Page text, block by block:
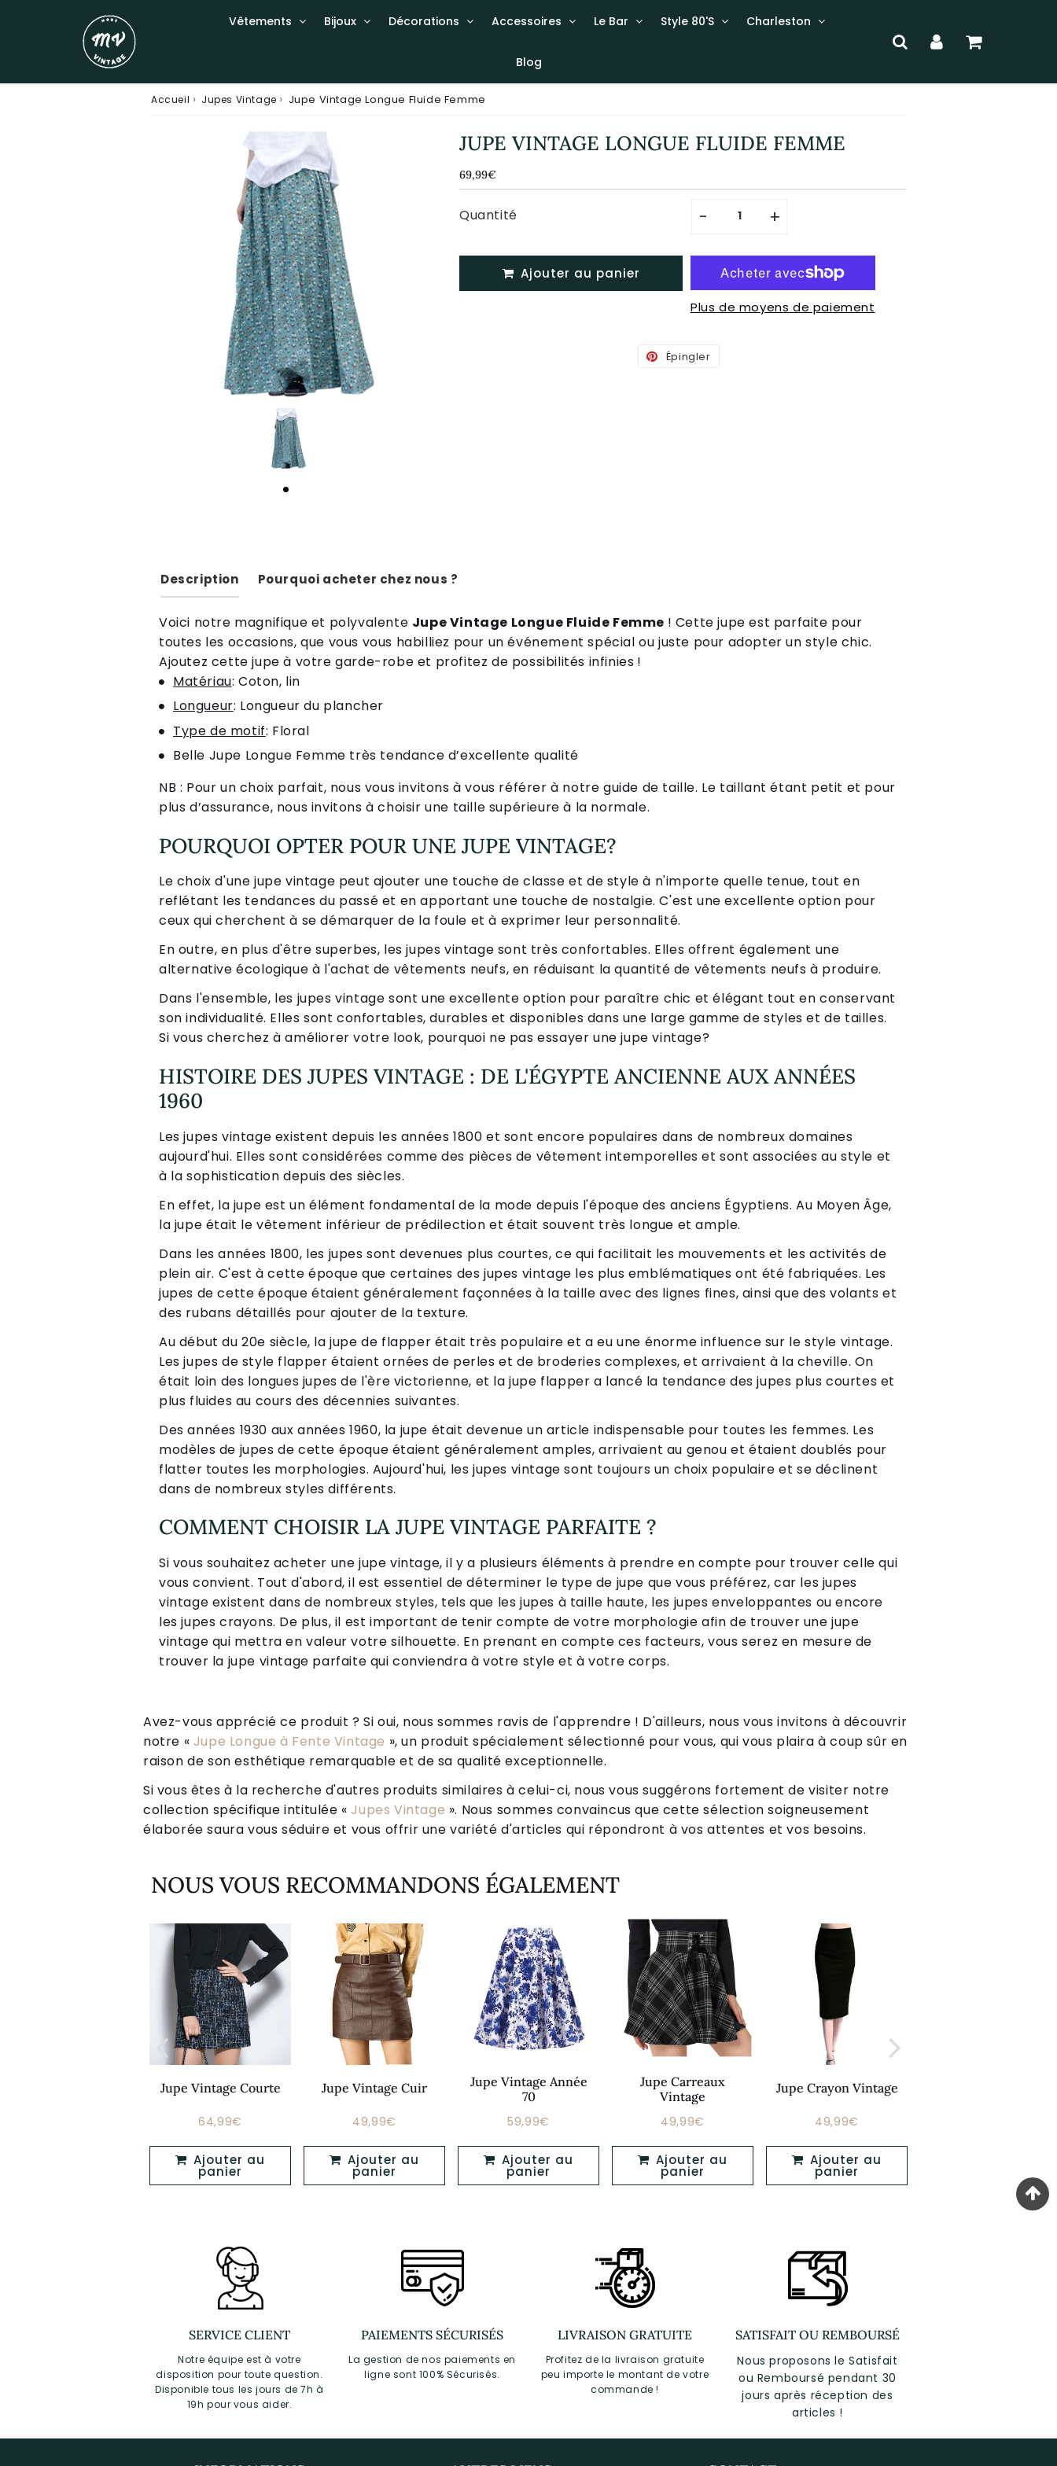
Vêtements Bijoux Décorations Accessoires Le Bar Style 80'S Charleston
Blog
Accueil › Jupes Vintage › Jupe Vintage Longue Fluide Femme
JUPE VINTAGE LONGUE FLUIDE FEMME
69,99€
Quantité - +
Ajouter au panier
Plus de moyens de paiement
Épingler
Description Pourquoi acheter chez nous ?
Voici notre magnifique et polyvalente Jupe Vintage Longue Fluide Femme ! Cette jupe est parfaite pour
toutes les occasions, que vous vous habilliez pour un événement spécial ou juste pour adopter un style chic.
Ajoutez cette jupe à votre garde-robe et profitez de possibilités infinies !
Matériau: Coton, lin
Longueur: Longueur du plancher
Type de motif: Floral
Belle Jupe Longue Femme très tendance d’excellente qualité
NB : Pour un choix parfait, nous vous invitons à vous référer à notre guide de taille. Le taillant étant petit et pour
plus d’assurance, nous invitons à choisir une taille supérieure à la normale.
POURQUOI OPTER POUR UNE JUPE VINTAGE?
Le choix d'une jupe vintage peut ajouter une touche de classe et de style à n'importe quelle tenue, tout en
reflétant les tendances du passé et en apportant une touche de nostalgie. C'est une excellente option pour
ceux qui cherchent à se démarquer de la foule et à exprimer leur personnalité.
En outre, en plus d'être superbes, les jupes vintage sont très confortables. Elles offrent également une
alternative écologique à l'achat de vêtements neufs, en réduisant la quantité de vêtements neufs à produire.
Dans l'ensemble, les jupes vintage sont une excellente option pour paraître chic et élégant tout en conservant
son individualité. Elles sont confortables, durables et disponibles dans une large gamme de styles et de tailles.
Si vous cherchez à améliorer votre look, pourquoi ne pas essayer une jupe vintage?
HISTOIRE DES JUPES VINTAGE : DE L'ÉGYPTE ANCIENNE AUX ANNÉES
1960
Les jupes vintage existent depuis les années 1800 et sont encore populaires dans de nombreux domaines
aujourd'hui. Elles sont considérées comme des pièces de vêtement intemporelles et sont associées au style et
à la sophistication depuis des siècles.
En effet, la jupe est un élément fondamental de la mode depuis l'époque des anciens Égyptiens. Au Moyen Âge,
la jupe était le vêtement inférieur de prédilection et était souvent très longue et ample.
Dans les années 1800, les jupes sont devenues plus courtes, ce qui facilitait les mouvements et les activités de
plein air. C'est à cette époque que certaines des jupes vintage les plus emblématiques ont été fabriquées. Les
jupes de cette époque étaient généralement façonnées à la taille avec des lignes fines, ainsi que des volants et
des rubans détaillés pour ajouter de la texture.
Au début du 20e siècle, la jupe de flapper était très populaire et a eu une énorme influence sur le style vintage.
Les jupes de style flapper étaient ornées de perles et de broderies complexes, et arrivaient à la cheville. On
était loin des longues jupes de l'ère victorienne, et la jupe flapper a lancé la tendance des jupes plus courtes et
plus fluides au cours des décennies suivantes.
Des années 1930 aux années 1960, la jupe était devenue un article indispensable pour toutes les femmes. Les
modèles de jupes de cette époque étaient généralement amples, arrivaient au genou et étaient doublés pour
flatter toutes les morphologies. Aujourd'hui, les jupes vintage sont toujours un choix populaire et se déclinent
dans de nombreux styles différents.
COMMENT CHOISIR LA JUPE VINTAGE PARFAITE ?
Si vous souhaitez acheter une jupe vintage, il y a plusieurs éléments à prendre en compte pour trouver celle qui
vous convient. Tout d'abord, il est essentiel de déterminer le type de jupe que vous préférez, car les jupes
vintage existent dans de nombreux styles, tels que les jupes à taille haute, les jupes enveloppantes ou encore
les jupes crayons. De plus, il est important de tenir compte de votre morphologie afin de trouver une jupe
vintage qui mettra en valeur votre silhouette. En prenant en compte ces facteurs, vous serez en mesure de
trouver la jupe vintage parfaite qui conviendra à votre style et à votre corps.
Avez-vous apprécié ce produit ? Si oui, nous sommes ravis de l'apprendre ! D'ailleurs, nous vous invitons à découvrir
notre « Jupe Longue à Fente Vintage », un produit spécialement sélectionné pour vous, qui vous plaira à coup sûr en
raison de son esthétique remarquable et de sa qualité exceptionnelle.
Si vous êtes à la recherche d'autres produits similaires à celui-ci, nous vous suggérons fortement de visiter notre
collection spécifique intitulée «Jupes Vintage ». Nous sommes convaincus que cette sélection soigneusement
élaborée saura vous séduire et vous offrir une variété d'articles qui répondront à vos attentes et vos besoins.
NOUS VOUS RECOMMANDONS ÉGALEMENT
Jupe Vintage Courte
Prix
64,99€
panier
Jupe Vintage Cuir
Prix
49,99€
panier
Jupe Vintage Année
70
Prix
59,99€
panier
Jupe Carreaux
Vintage
Prix
49,99€
panier
Jupe Crayon Vintage
Prix
49,99€
panier
SERVICE CLIENT
Notre équipe est à votre
disposition pour toute question.
Disponible tous les jours de 7h à
19h pour vous aider.
PAIEMENTS SÉCURISÉS
La gestion de nos paiements en
ligne sont 100% Sécurisés.
LIVRAISON GRATUITE
Profitez de la livraison gratuite
peu importe le montant de votre
commande !
SATISFAIT OU REMBOURSÉ
Nous proposons le Satisfait
ou Remboursé pendant 30
jours après réception des
articles !